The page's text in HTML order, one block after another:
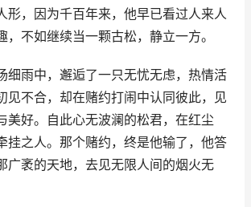
形，因为千百年来，他早已看过人来人
，不如继续当一颗古松，静立一方。
雨中，邂逅了一只无忧无虑，热情活
见不合，却在赌约打闹中认同彼此，见
美好。自此心无波澜的松君，在红尘
挂之人。那个赌约，终是他输了，他答
广袤的天地，去见无限人间的烟火无